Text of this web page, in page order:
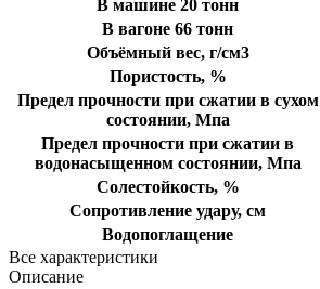
В машине 20 тонн
В вагоне 66 тонн
Объёмный вес, г/см3
Пористость, %
Предел прочности при сжатии в сухом
состоянии, Мпа
Предел прочности при сжатии в
водонасыщенном состоянии, Мпа
Солестойкость, %
Сопротивление удару, см
Водопоглащение
Все характеристики
Описание